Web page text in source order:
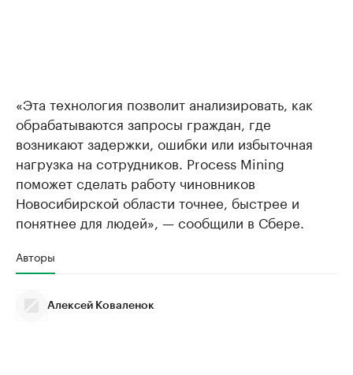
«Эта технология позволит анализировать, как
обрабатываются запросы граждан, где
возникают задержки, ошибки или избыточная
нагрузка на сотрудников. Process Mining
поможет сделать работу чиновников
Новосибирской области точнее, быстрее и
понятнее для людей», — сообщили в Сбере.
Авторы
Алексей Коваленок